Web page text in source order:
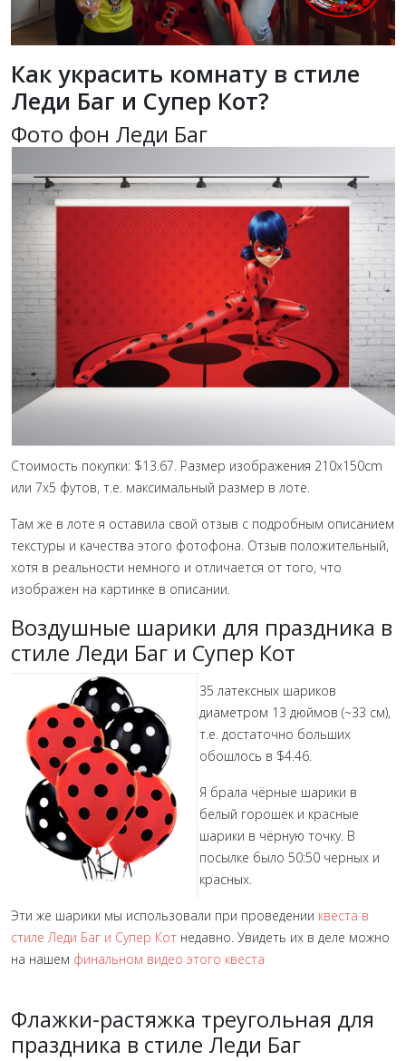
Как украсить комнату в стиле
Леди Баг и Супер Кот?
Фото фон Леди Баг
Стоимость покупки: $13.67. Размер изображения 210x150cm
или 7x5 футов, т.е. максимальный размер в лоте.
Там же в лоте я оставила свой отзыв с подробным описанием
текстуры и качества этого фотофона. Отзыв положительный,
хотя в реальности немного и отличается от того, что
изображен на картинке в описании.
Воздушные шарики для праздника в
стиле Леди Баг и Супер Кот
35 латексных шариков
диаметром 13 дюймов (~33 см),
т.е. достаточно больших
обошлось в $4.46.
Я брала чёрные шарики в
белый горошек и красные
шарики в чёрную точку. В
посылке было 50:50 черных и
красных.
Эти же шарики мы использовали при проведении квеста в
стиле Леди Баг и Супер Кот недавно. Увидеть их в деле можно
на нашем финальном видео этого квеста
Флажки-растяжка треугольная для
праздника в стиле Леди Баг